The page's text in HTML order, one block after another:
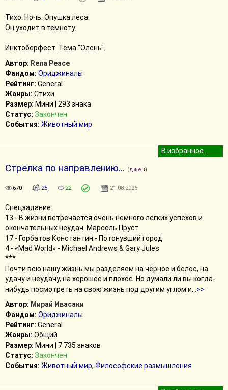
Тихо. Ночь. Опушка леса.
Он уходит в темноту.
Инктоберфест. Тема "Олень".
Автор: Rena Peace
Фандом: Ориджиналы
Рейтинг: General
Жанры: Стихи
Размер: Мини | 293 знака
Статус: Закончен
События: Животный мир
Стрелка по направлению... (джен)
670 25 22 21.08.2025
Спецзадание:
13 - В жизни встречается очень немного легких успехов и
окончательных неудач. Марсель Пруст
17 - Горбатов Константин - Потонувший город
4 - «Mad World» - Michael Andrews & Gary Jules
***
Почти всю нашу жизнь мы разделяем на чёрное и белое, на
удачу и неудачу, на хорошее и плохое. Но думали ли вы когда-
нибудь посмотреть на свою жизнь под другим углом и
>>
Автор: Мирай Ивасаки
Фандом: Ориджиналы
Рейтинг: General
Жанры: Общий
Размер: Мини | 7 735 знаков
Статус: Закончен
События: Животный мир, Философские размышления